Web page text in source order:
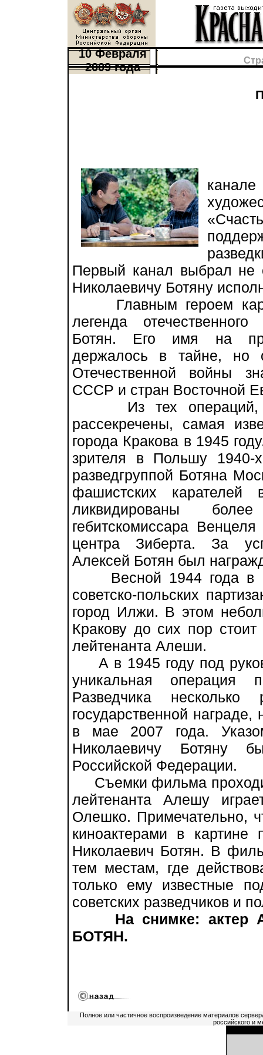
10 Февраля
2009 года
Первый канал выбрал
Николаевичу Ботяну
Главным героем
легенда
Ботян. Его имя на
держалось в тайне, но
Отечественной войны
СССР и стран Восточной
Из тех операций,
рассекречены, самая
города Кракова в 1945
зрителя в Польшу 1940-
разведгруппой Ботяна
фашистских
ликвидированы
гебитскомиссара
центра Зиберта. За
Алексей Ботян был
Весной 1944 года в
советско-польских
город Илжи. В этом
Кракову до сих пор
лейтенанта Алеши.
А в 1945 году под
уникальная операция
Разведчика
государственной
в мае 2007 года.
Николаевичу Ботяну
Российской Федерации.
Съемки фильма
лейтенанта Алешу
Олешко. Примечательно,
киноактерами в картине
Николаевич Ботян. В
тем местам, где
только ему известные
советских разведчиков и
На снимке: актер
БОТЯН.
Полное или частичное воспроизведение материалов
российского и